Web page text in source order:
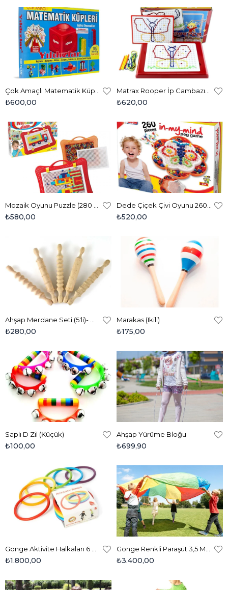
₺600,00 ₺620,00
₺580,00 ₺520,00
₺280,00
Marakas (Ikili)
₺175,00
Saplı D Zil (Küçük)
₺100,00
Ahşap Yürüme Bloğu
₺699,90
₺1.800,00 ₺3.400,00